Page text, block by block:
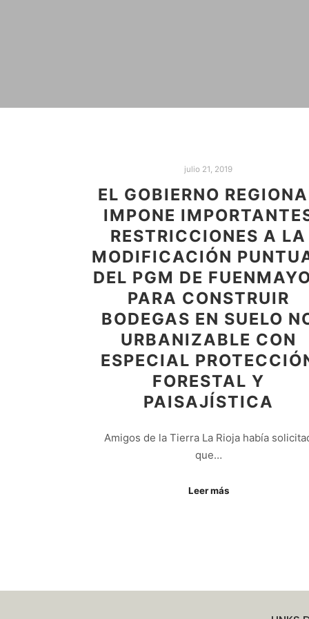
julio 21, 2019
EL GOBIERNO
IMPONE
RESTRICCIONES A LA
MODIFICACIÓN
DEL PGM DE
PARA CONSTRUIR
BODEGAS EN SUELO
URBANIZABLE CON
ESPECIAL
FORESTAL Y
PAISAJÍSTICA
Amigos de la Tierra La Rioja había
que…
Leer más